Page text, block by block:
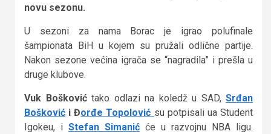
novu sezonu.
U sezoni za nama Borac je igrao polufinale
šampionata BiH u kojem su pružali odlične partije.
Nakon sezone većina igrača se “nagradila” i prešla u
druge klubove.
Vuk Boškovićtako odlazi na koledž u SAD, Srđan
Bošković i Đorđe Topolović su potpisali ua Student
Igokeu, i Stefan Simanić će u razvojnu NBA ligu.